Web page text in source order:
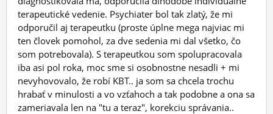
terapeutické vedenie. Psychiater bol tak zlatý, že mi
odporučil aj terapeutku (proste úplne mega najviac mi
ten človek pomohol, za dve sedenia mi dal všetko, čo
som potrebovala). S terapeutkou som spolupracovala
iba asi pol roka, moc sme si osobnostne nesadli + mi
nevyhovovalo, že robí KBT.. ja som sa chcela trochu
hrabať v minulosti a vo vzťahoch a tak podobne a ona sa
zameriavala len na "tu a teraz", korekciu správania..